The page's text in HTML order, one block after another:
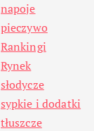
napoje
pieczywo
Rankingi
Rynek
słodycze
sypkie i dodatki
tłuszcze